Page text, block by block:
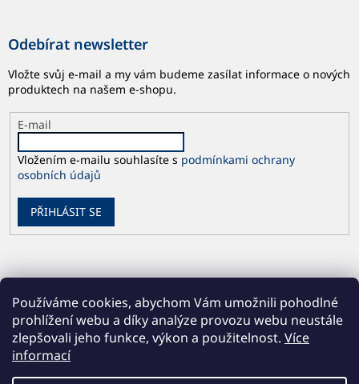
Používáme cookies, abychom Vám umožnili pohodlné
prohlížení webu a díky analýze provozu webu neustále
zlepšovali jeho funkce, výkon a použitelnost. Více
informací
Odebírat newsletter
Vložte svůj e-mail a my vám budeme zasílat informace o nových
produktech na našem e-shopu.
E-mail
Vložením e-mailu souhlasíte s podmínkami ochrany
osobních údajů
PŘIHLÁSIT SE